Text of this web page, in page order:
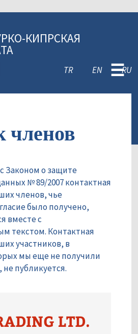
КИПРСКАЯ
TR EN RU
☰
членов
Законом о защите
№ 89/2007 контактная
членов, чье
было получено,
вместе с
текстом. Контактная
участников, в
мы еще не получили
не публикуется.
LTD.